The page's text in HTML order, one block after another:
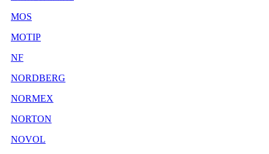
MOS
MOTIP
NF
NORDBERG
NORMEX
NORTON
NOVOL